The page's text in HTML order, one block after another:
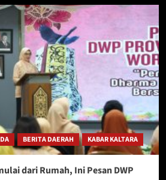
BERITA DAERAH KABAR KALTARA
dari Rumah, Ini Pesan DWP